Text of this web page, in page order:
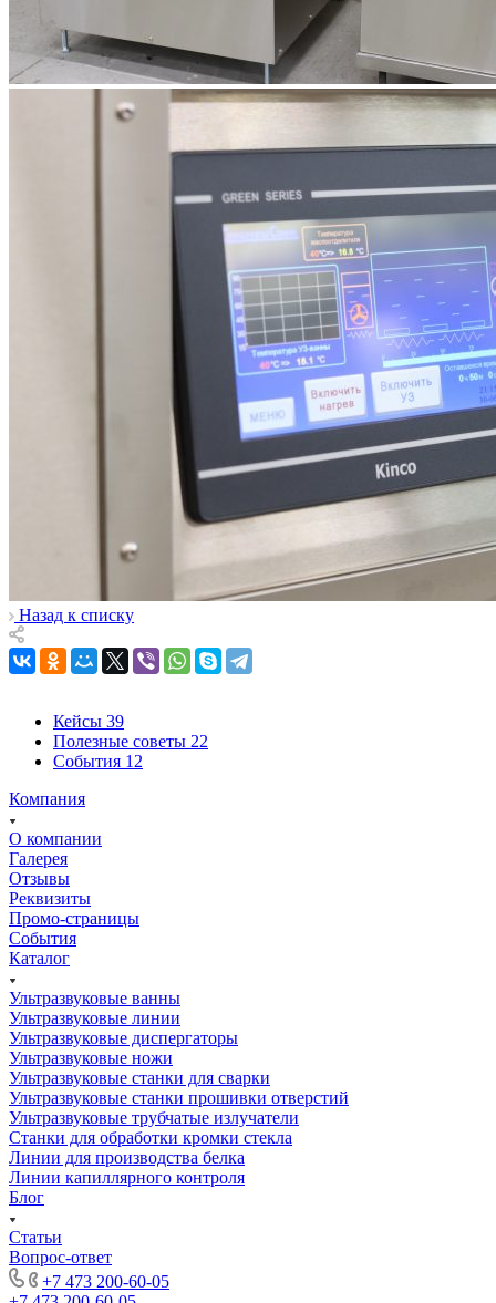
Назад к списку
Кейсы 39
Полезные советы 22
События 12
Компания
О компании
Галерея
Отзывы
Реквизиты
Промо-страницы
События
Каталог
Ультразвуковые ванны
Ультразвуковые линии
Ультразвуковые диспергаторы
Ультразвуковые ножи
Ультразвуковые станки для сварки
Ультразвуковые станки прошивки отверстий
Ультразвуковые трубчатые излучатели
Станки для обработки кромки стекла
Линии для производства белка
Линии капиллярного контроля
Блог
Статьи
Вопрос-ответ
+7 473 200-60-05